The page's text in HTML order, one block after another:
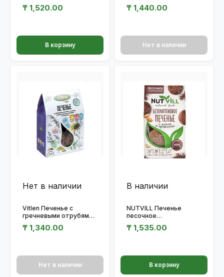
200гр.
₸ 1,520.00
В корзину
200гр.
₸ 1,440.00
Нет в наличии
Нет в наличии
Vitlen Печенье с
гречневыми отрубями и
стевии 200гр.
₸ 1,340.00
Нет в наличии
В наличии
NUTVILL Печенье
песочное
и арахисом 100гр.
₸ 1,535.00
В корзину